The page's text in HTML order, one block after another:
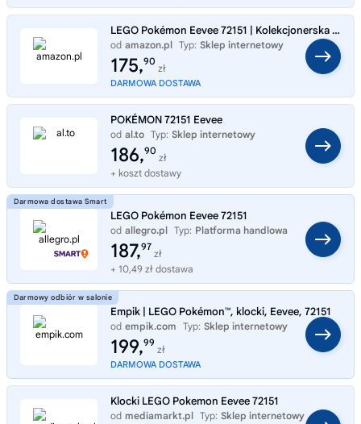
LEGO Pokémon Eevee 72151 | Kolekcjonerska figurka Pokémona, zestaw konstrukcyjny dla dorosłych, prezent dla fana gry, ga
od amazon.pl Typ: Sklep internetowy
175,90
zł
DARMOWA DOSTAWA
POKÉMON 72151 Eevee
od al.to Typ: Sklep internetowy
186,90
zł
+ koszt dostawy
LEGO Pokémon Eevee 72151
od allegro.pl Typ: Platforma handlowa
187,97
zł
+ 10,49 zł dostawa
Empik | LEGO Pokémon™, klocki, Eevee, 72151
od empik.com Typ: Sklep internetowy
199,99
zł
DARMOWA DOSTAWA
Klocki LEGO Pokemon Eevee 72151
od mediamarkt.pl Typ: Sklep internetowy